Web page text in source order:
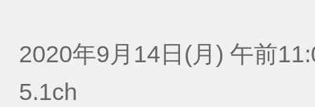
2020年9月14日(月) 午前
5.1ch